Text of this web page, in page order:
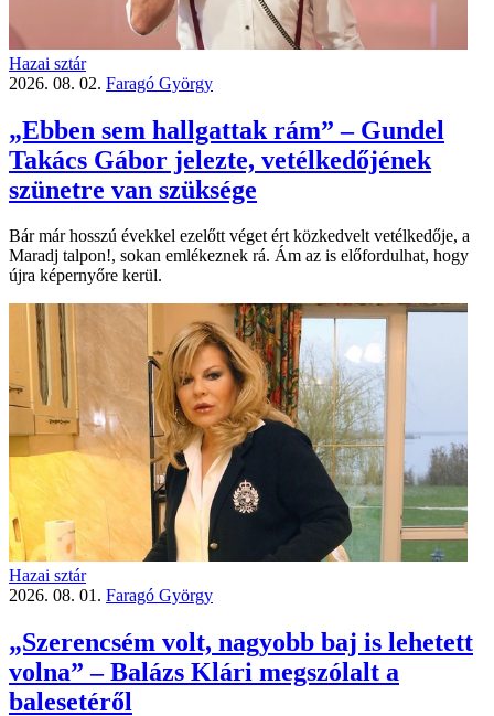
Hazai sztár
2026. 08. 02. Faragó György
„Ebben sem hallgattak rám” – Gundel
Takács Gábor jelezte, vetélkedőjének
szünetre van szüksége
Bár már hosszú évekkel ezelőtt véget ért közkedvelt vetélkedője, a
Maradj talpon!, sokan emlékeznek rá. Ám az is előfordulhat, hogy
újra képernyőre kerül.
Hazai sztár
2026. 08. 01. Faragó György
„Szerencsém volt, nagyobb baj is lehetett
volna” – Balázs Klári megszólalt a
balesetéről